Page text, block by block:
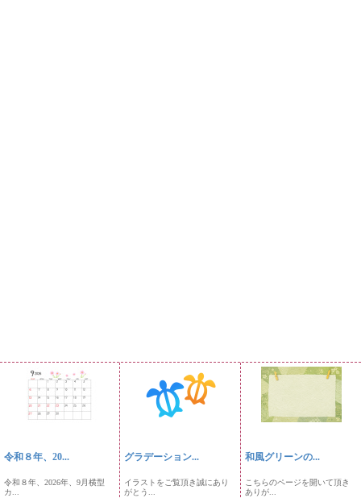
令和８年、20...
令和８年、2026年、9月横型
カ...
グラデーション...
イラストをご覧頂き誠にあり
がとう...
和風グリーンの...
こちらのページを開いて頂き
ありが...